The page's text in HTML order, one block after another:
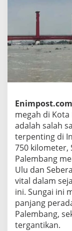
megah di
adalah salah
terpenting di
750 kilometer,
Palembang
Ulu dan
vital dalam
ini. Sungai ini
panjang
Palembang,
tergantikan.